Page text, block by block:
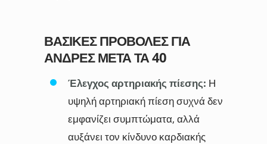
ΒΑΣΙΚΈΣ ΠΡΟΒΟΛΈΣ ΓΙΑ
ΆΝΔΡΕΣ ΜΕΤΆ ΤΑ 40
Έλεγχος αρτηριακής πίεσης: Η
υψηλή αρτηριακή πίεση συχνά δεν
εμφανίζει συμπτώματα, αλλά
αυξάνει τον κίνδυνο καρδιακής